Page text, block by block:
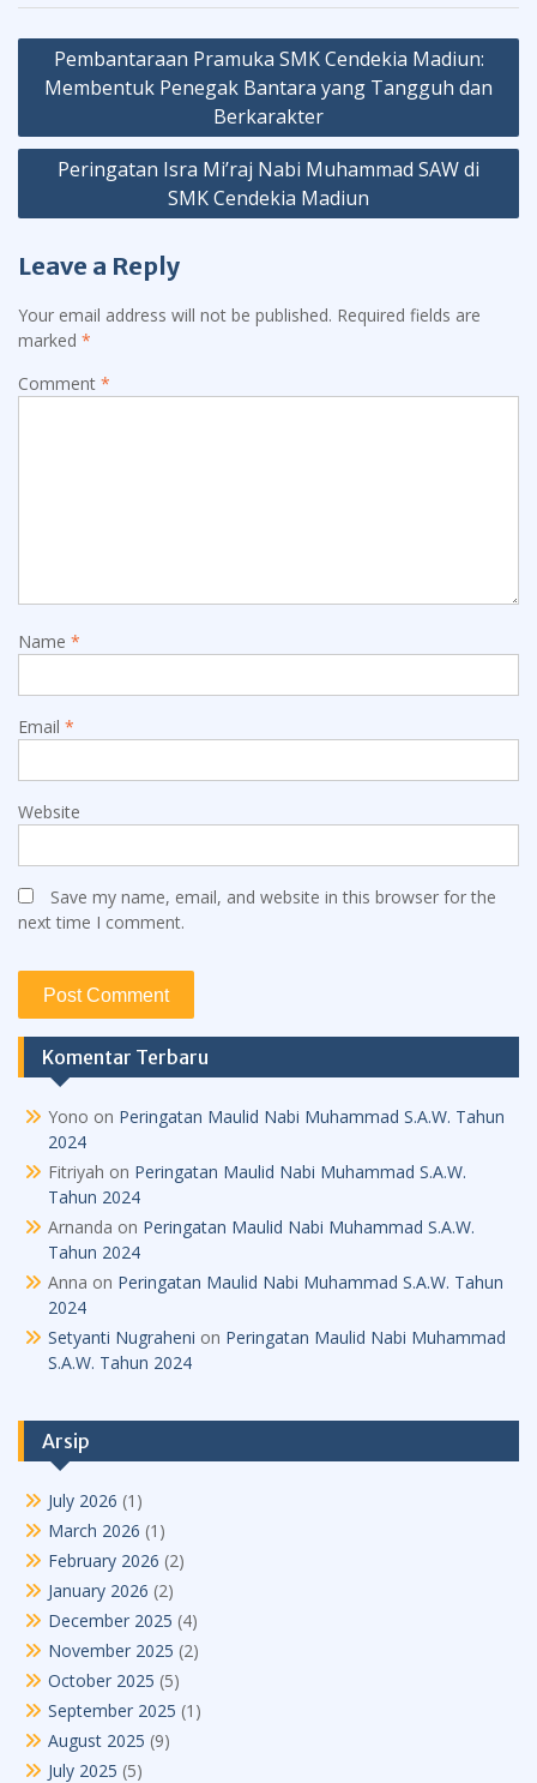
Post
navigation
Pembantaraan Pramuka SMK Cendekia Madiun:
Membentuk Penegak Bantara yang Tangguh dan
Berkarakter
Peringatan Isra Mi’raj Nabi Muhammad SAW di
SMK Cendekia Madiun
Leave a Reply
Your email address will not be published. Required fields are
marked *
Comment *
Name *
Email *
Website
Save my name, email, and website in this browser for the
next time I comment.
Komentar Terbaru
Yono on Peringatan Maulid Nabi Muhammad S.A.W. Tahun
2024
Fitriyah on Peringatan Maulid Nabi Muhammad S.A.W.
Tahun 2024
Arnanda on Peringatan Maulid Nabi Muhammad S.A.W.
Tahun 2024
Anna on Peringatan Maulid Nabi Muhammad S.A.W. Tahun
2024
Setyanti Nugraheni on Peringatan Maulid Nabi Muhammad
S.A.W. Tahun 2024
Arsip
July 2026 (1)
March 2026 (1)
February 2026 (2)
January 2026 (2)
December 2025 (4)
November 2025 (2)
October 2025 (5)
September 2025 (1)
August 2025 (9)
July 2025 (5)